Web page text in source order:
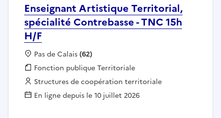
Enseignant Artistique Territorial,
spécialité Contrebasse - TNC 15h
H/F
Localisation :
Pas de Calais(62)
Fonction publique :
Fonction publique Territoriale
Employeur :
Structures de coopération territoriale
En ligne depuis le 10 juillet 2026